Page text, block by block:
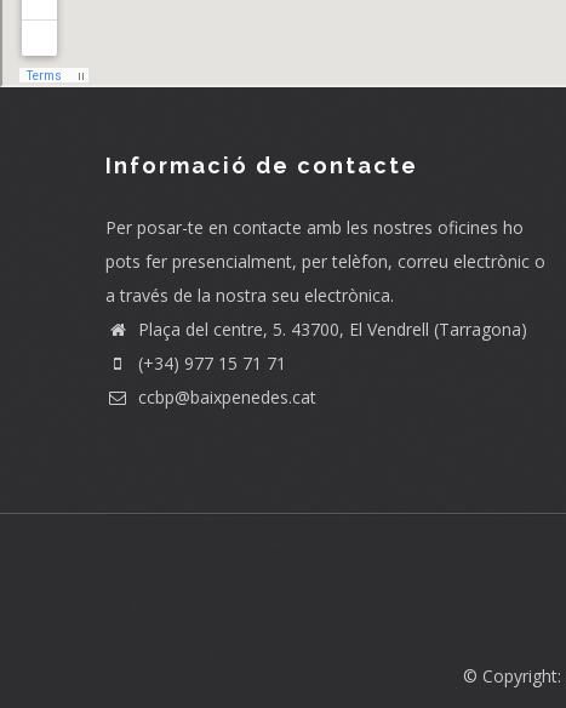
Informació de contacte
Per posar-te en contacte amb les nostres oficines ho
pots fer presencialment, per telèfon, correu electrònic o
a través de la nostra seu electrònica.
Plaça del centre, 5. 43700, El Vendrell (Tarragona)
(+34) 977 15 71 71
ccbp@baixpenedes.cat
© Copyright: